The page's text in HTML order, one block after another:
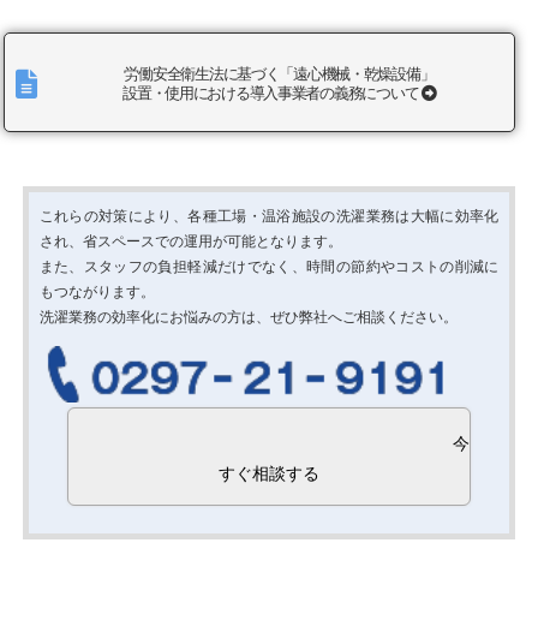
労働安全衛生法に基づく「遠心機械・乾燥設備」
設置・使用における導入事業者の義務について
これらの対策により、各種工場・温浴施設の洗濯業務は大幅に効率化
され、省スペースでの運用が可能となります。
また、スタッフの負担軽減だけでなく、時間の節約やコストの削減に
もつながります。
洗濯業務の効率化にお悩みの方は、ぜひ弊社へご相談ください。
今
すぐ相談する